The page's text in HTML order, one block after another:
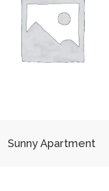
Sunny Apartment